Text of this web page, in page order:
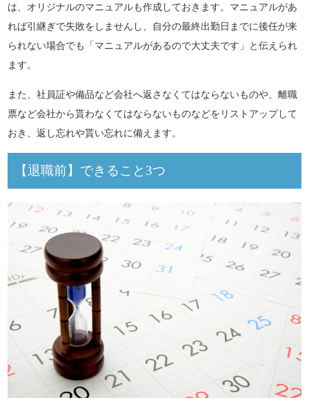
は、オリジナルのマニュアルも作成しておきます。マニュアルがあ
れば引継ぎで失敗をしませんし、自分の最終出勤日までに後任が来
られない場合でも「マニュアルがあるので大丈夫です」と伝えられ
ます。
また、社員証や備品など会社へ返さなくてはならないものや、離職
票など会社から貰わなくてはならないものなどをリストアップして
おき、返し忘れや貰い忘れに備えます。
【退職前】できること3つ